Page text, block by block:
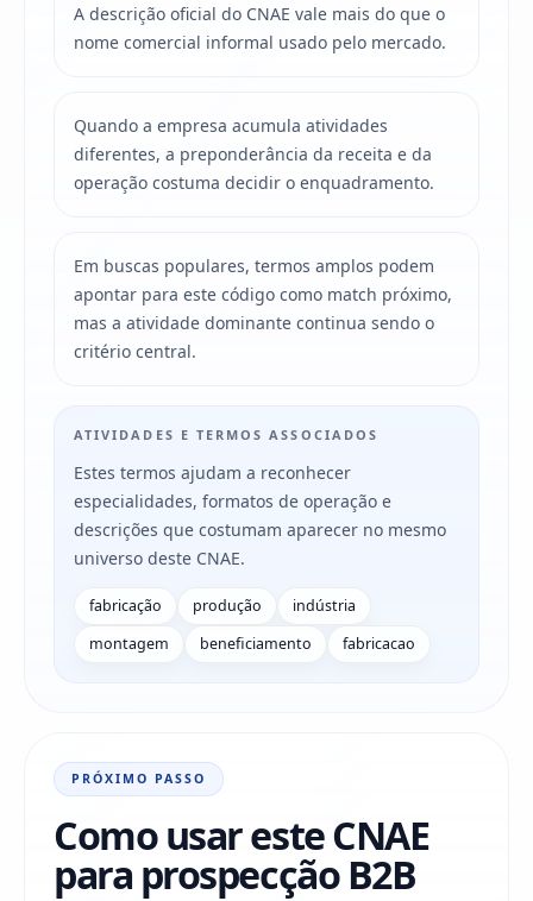
A descrição oficial do CNAE vale mais do que o
nome comercial informal usado pelo mercado.
Quando a empresa acumula atividades
diferentes, a preponderância da receita e da
operação costuma decidir o enquadramento.
Em buscas populares, termos amplos podem
apontar para este código como match próximo,
mas a atividade dominante continua sendo o
critério central.
ATIVIDADES E TERMOS ASSOCIADOS
Estes termos ajudam a reconhecer
especialidades, formatos de operação e
descrições que costumam aparecer no mesmo
universo deste CNAE.
fabricação produção
indústria
montagem
beneficiamento fabricacao
PRÓXIMO PASSO
Como usar este CNAE
para prospecção B2B